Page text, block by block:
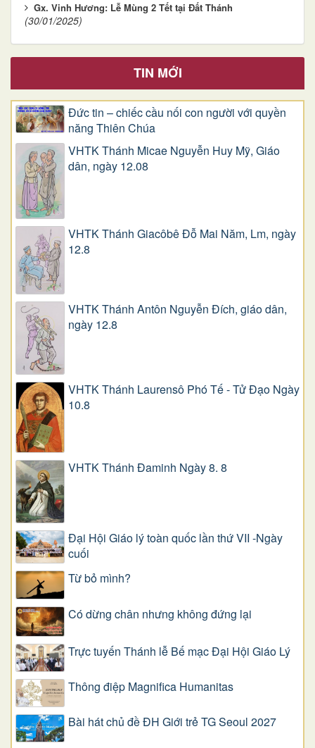
Gx. Vinh Hương: Lễ Mùng 2 Tết tại Đất Thánh
(30/01/2025)
TIN MỚI
Đức tin – chiếc cầu nối con người với quyền
năng Thiên Chúa
VHTK Thánh Micae Nguyễn Huy Mỹ, Giáo
dân, ngày 12.08
VHTK Thánh Giacôbê Ðỗ Mai Năm, Lm, ngày
12.8
VHTK Thánh Antôn Nguyễn Ðích, giáo dân,
ngày 12.8
VHTK Thánh Laurensô Phó Tế - Tử Đạo Ngày
10.8
VHTK Thánh Đaminh Ngày 8. 8
Đại Hội Giáo lý toàn quốc lần thứ VII -Ngày
cuối
Từ bỏ mình?
Có dừng chân nhưng không đứng lại
Trực tuyến Thánh lễ Bế mạc Đại Hội Giáo Lý
Thông điệp Magnifica Humanitas
Bài hát chủ đề ĐH Giới trẻ TG Seoul 2027